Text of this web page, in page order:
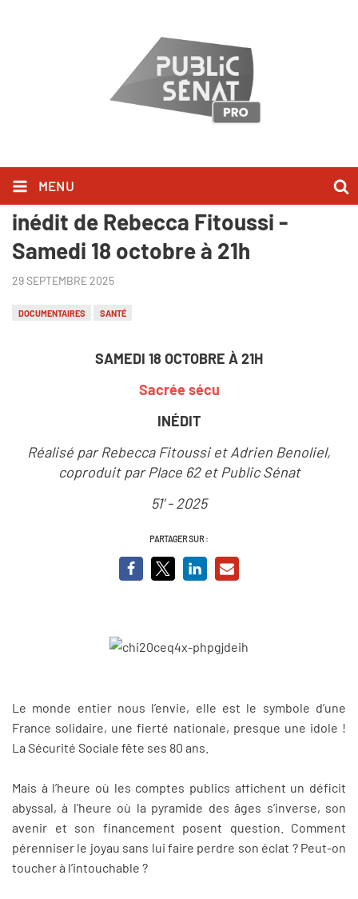
MENU
"Sacrée sécu", un documentaire
inédit de Rebecca Fitoussi -
Samedi 18 octobre à 21h
29 SEPTEMBRE 2025
DOCUMENTAIRES SANTÉ
SAMEDI 18 OCTOBRE À 21H
Sacrée sécu
INÉDIT
Réalisé par Rebecca Fitoussi et Adrien Benoliel,
coproduit par Place 62 et Public Sénat
51' - 2025
PARTAGER SUR :
Le monde entier nous l’envie, elle est le symbole d’une
France solidaire, une fierté nationale, presque une idole !
La Sécurité Sociale fête ses 80 ans.
Mais à l’heure où les comptes publics affichent un déficit
abyssal, à l’heure où la pyramide des âges s’inverse, son
avenir et son financement posent question. Comment
pérenniser le joyau sans lui faire perdre son éclat ? Peut-on
toucher à l’intouchable ?